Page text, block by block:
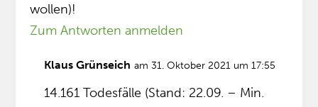
wollen)!
Zum Antworten anmelden
Klaus Grünseich am 31. Oktober 2021 um 17:55
14.161 Todesfälle (Stand: 22.09. – Min.